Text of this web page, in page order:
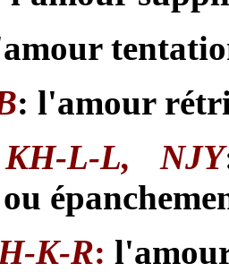
: l'amour
L-L, NJY
K-R: